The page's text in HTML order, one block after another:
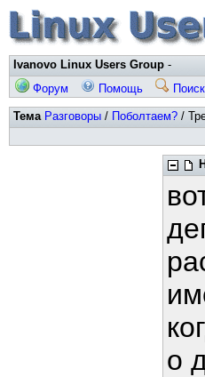
Ivanovo Linux Users Group -
Форум
Помощь Поиск
Тема Разговоры / Поболтаем? /
о